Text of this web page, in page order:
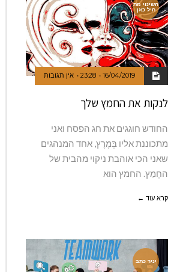
השינוי מת
חיל כאן
16/04/2019
23:28 אין תגובות
לנקות את החמץ שלך
החודש חוגגים את חג הפסח ואני
מתכוננת אליו בְּמֶרֶץ, אחד המנהגים
שאני הכי אוהבת ניקוי מהבית של
החָמֵץ. החמץ הוא
קרא עוד ←
יניר כתב